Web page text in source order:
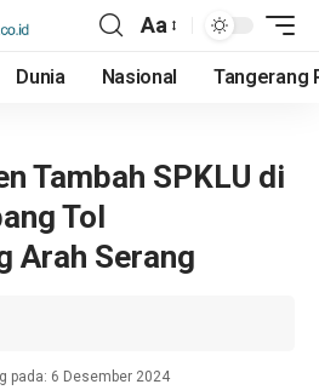
Aa
Dunia Nasional Tangerang
Tambah SPKLU di
Tol
Arah Serang
pada: 6 Desember 2024